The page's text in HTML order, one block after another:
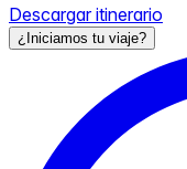
Descargar itinerario
¿Iniciamos tu viaje?